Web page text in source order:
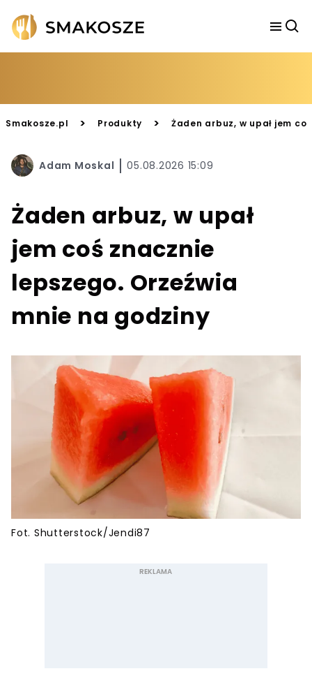
Smakosze.pl > Produkty > Żaden arbuz, w upał jem
Adam Moskal 05.08.2026 15:09
Żaden arbuz, w upał
jem coś znacznie
lepszego. Orzeźwia
mnie na godziny
Fot. Shutterstock/Jendi87